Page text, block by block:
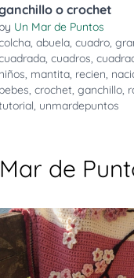
o crochet
by Un Mar de Puntos
, abuela, cuadro,
, cuadros,
niños, mantita, recien,
bebes, crochet, ganchillo,
, unmardepuntos
de